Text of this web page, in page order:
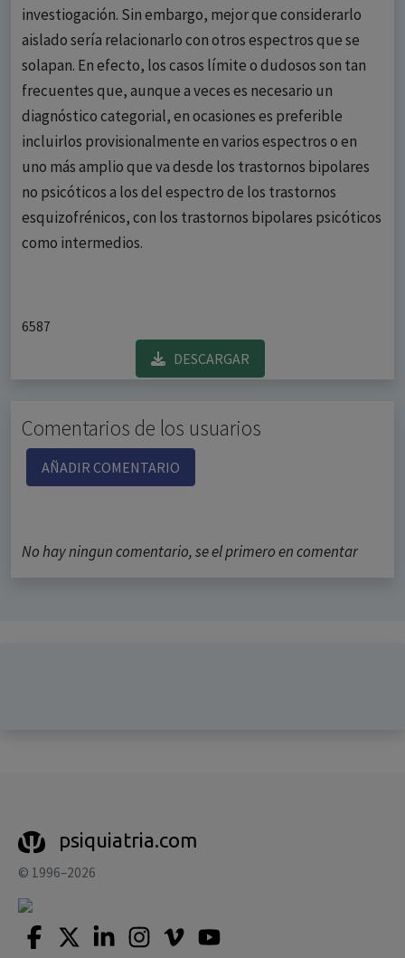
investiogación. Sin embargo, mejor que considerarlo
aislado sería relacionarlo con otros espectros que se
solapan. En efecto, los casos límite o dudosos son tan
frecuentes que, aunque a veces es necesario un
diagnóstico categorial, en ocasiones es preferible
incluirlos provisionalmente en varios espectros o en
uno más amplio que va desde los trastornos bipolares
no psicóticos a los del espectro de los trastornos
esquizofrénicos, con los trastornos bipolares psicóticos
como intermedios.
6587
DESCARGAR
Comentarios de los usuarios
AÑADIR COMENTARIO
No hay ningun comentario, se el primero en comentar
psiquiatria.com
© 1996–2026